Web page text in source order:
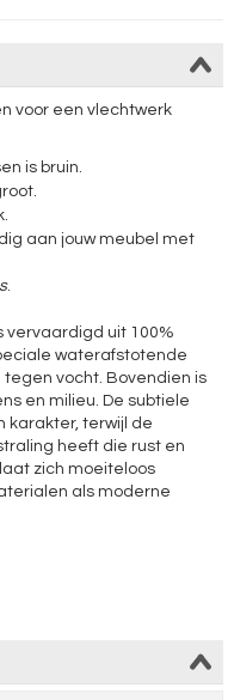
voor een vlechtwerk
is bruin.
aan jouw meubel met
.
vervaardigd uit 100%
waterafstotende
vocht. Bovendien is
en milieu. De subtiele
karakter, terwijl de
heeft die rust en
zich moeiteloos
als moderne